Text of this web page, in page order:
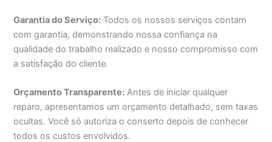
Garantia do Serviço: Todos os nossos serviços contam
com garantia, demonstrando nossa confiança na
qualidade do trabalho realizado e nosso compromisso com
a satisfação do cliente.
Orçamento Transparente: Antes de iniciar qualquer
reparo, apresentamos um orçamento detalhado, sem taxas
ocultas. Você só autoriza o conserto depois de conhecer
todos os custos envolvidos.